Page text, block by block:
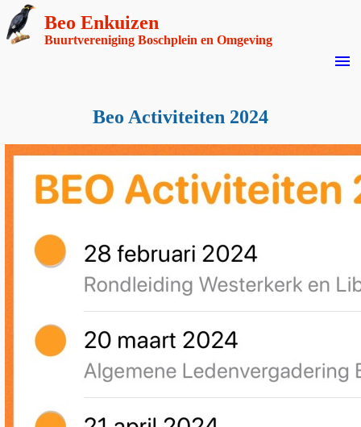
Beo Enkuizen
Buurtvereniging Boschplein en Omgeving
menu
Beo Activiteiten 2024